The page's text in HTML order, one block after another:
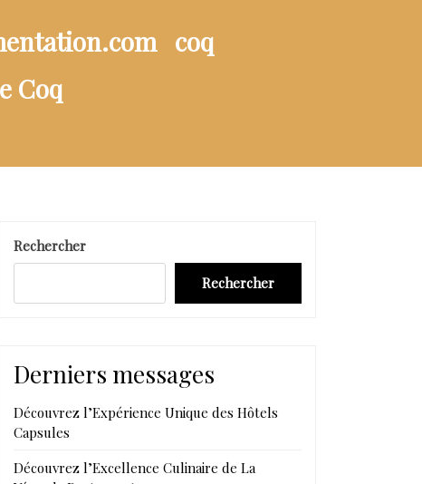
coq
Coq
Rechercher
Rechercher
Derniers messages
Découvrez l’Expérience Unique des Hôtels
Capsules
Découvrez l’Excellence Culinaire de La